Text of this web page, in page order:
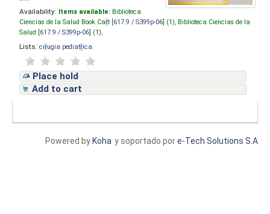
Availability: Items available: Biblioteca
Ciencias de la Salud Book Cart [ 617.9 / S399p-06 ] (1), Biblioteca Ciencias de la
Salud [ 617.9 / S399p-06 ] (1),
Lists: cirugia pediatrica
Place hold
Add to cart
y soportado pore-Tech Solutions S.A
Powered by Koha